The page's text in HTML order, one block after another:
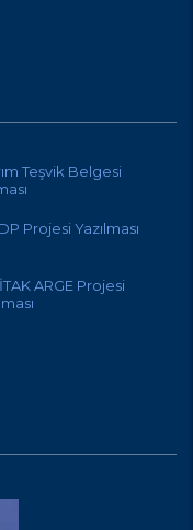
Teşvik Belgesi
Projesi Yazılması
ARGE Projesi